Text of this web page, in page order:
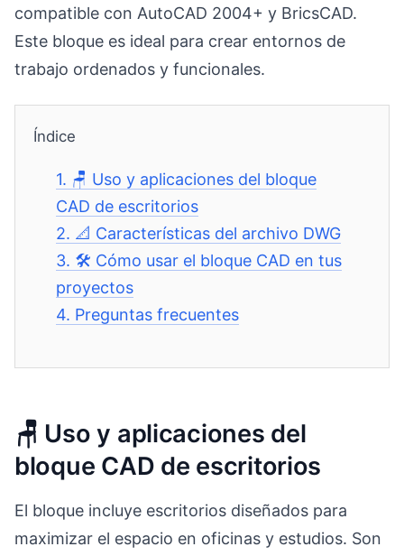
compatible con AutoCAD 2004+ y BricsCAD.
Este bloque es ideal para crear entornos de
trabajo ordenados y funcionales.
Índice
1. 🪑 Uso y aplicaciones del bloque
CAD de escritorios
2. 📐 Características del archivo DWG
3. 🛠️ Cómo usar el bloque CAD en tus
proyectos
4. Preguntas frecuentes
🪑 Uso y aplicaciones del
bloque CAD de escritorios
El bloque incluye escritorios diseñados para
maximizar el espacio en oficinas y estudios. Son